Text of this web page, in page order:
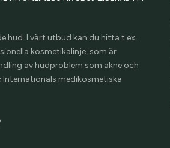
hud. I vårt utbud kan du hitta t.ex.
kosmetikalinje, som är
av hudproblem som akne och
Internationals medikosmetiska